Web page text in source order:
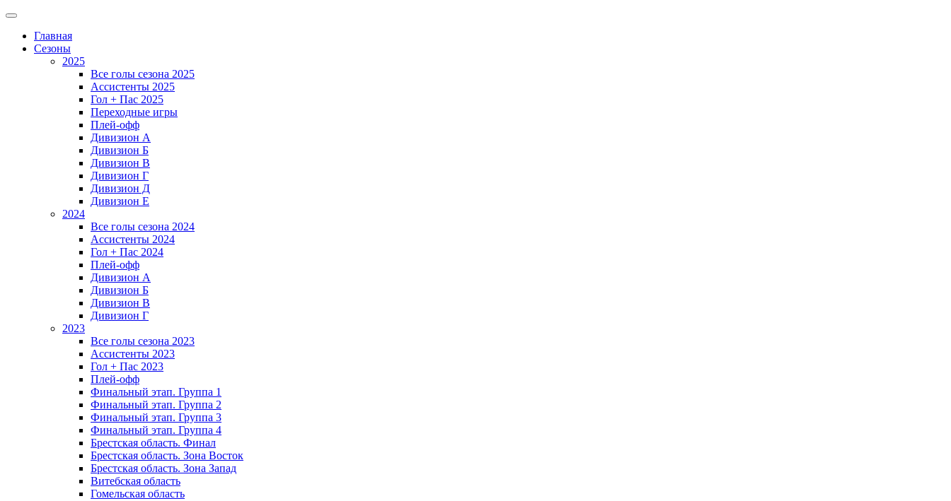
Главная
Сезоны
2025
Все голы сезона 2025
Ассистенты 2025
Гол + Пас 2025
Переходные игры
Плей-офф
Дивизион A
Дивизион Б
Дивизион В
Дивизион Г
Дивизион Д
Дивизион Е
2024
Все голы сезона 2024
Ассистенты 2024
Гол + Пас 2024
Плей-офф
Дивизион A
Дивизион Б
Дивизион В
Дивизион Г
2023
Все голы сезона 2023
Ассистенты 2023
Гол + Пас 2023
Плей-офф
Финальный этап. Группа 1
Финальный этап. Группа 2
Финальный этап. Группа 3
Финальный этап. Группа 4
Брестская область. Финал
Брестская область. Зона Восток
Брестская область. Зона Запад
Витебская область
Гомельская область